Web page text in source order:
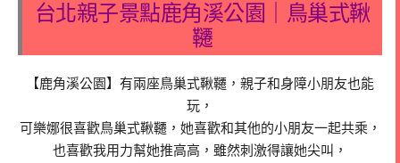
台北親子景點鹿角溪公園｜鳥巢式鞦
韆
【鹿角溪公園】有兩座鳥巢式鞦韆，親子和身障小朋友也能
玩，
可樂娜很喜歡鳥巢式鞦韆，她喜歡和其他的小朋友一起共乘，
也喜歡我用力幫她推高高，雖然刺激得讓她尖叫，